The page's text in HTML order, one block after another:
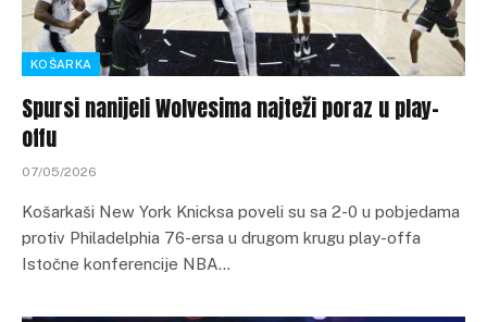
KOŠARKA
Spursi nanijeli Wolvesima najteži poraz u play-
offu
07/05/2026
Košarkaši New York Knicksa poveli su sa 2-0 u pobjedama
protiv Philadelphia 76-ersa u drugom krugu play-offa
Istočne konferencije NBA…